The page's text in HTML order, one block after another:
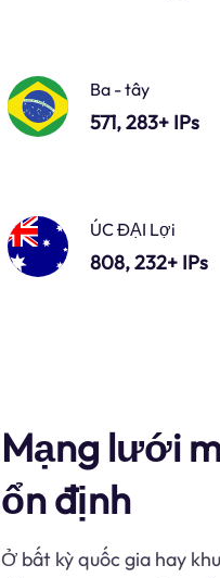
Ba - tây
571, 283+ IPs
ÚC ĐẠI Lợi
808, 232+ IPs
Mạng lưới
ổn định
Ở bất kỳ quốc gia hay